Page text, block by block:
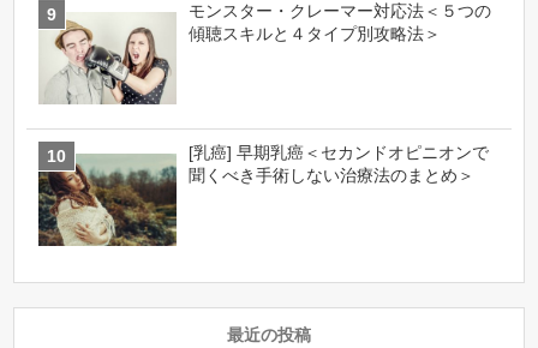
モンスター・クレーマー対応法＜５つの
傾聴スキルと４タイプ別攻略法＞
[乳癌] 早期乳癌＜セカンドオピニオンで
聞くべき手術しない治療法のまとめ＞
最近の投稿